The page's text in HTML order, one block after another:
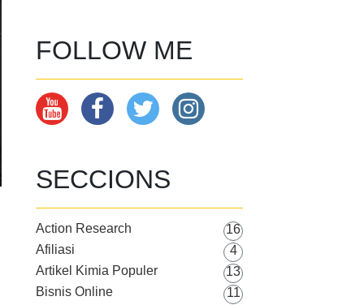
FOLLOW ME
SECCIONS
Action Research
16
Afiliasi
4
Artikel Kimia Populer
13
Bisnis Online
11